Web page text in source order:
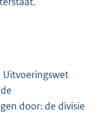
Uitvoeringswet
door: de divisie